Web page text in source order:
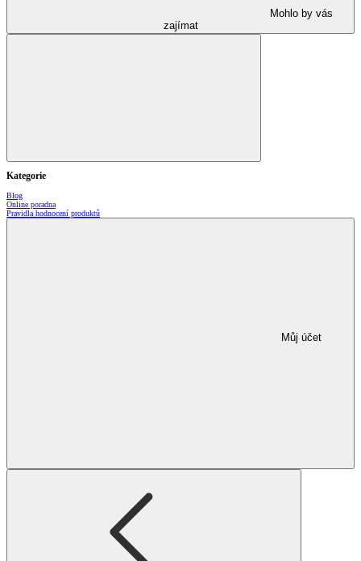
Mohlo by vás
zajímat
Kategorie
Blog
Online poradna
Pravidla hodnocení produktů
Můj účet